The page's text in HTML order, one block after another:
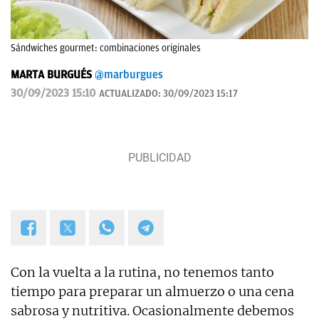
Sándwiches gourmet: combinaciones originales
MARTA BURGUÉS @marburgues
30/09/2023 15:10 ACTUALIZADO: 30/09/2023 15:17
Con la vuelta a la rutina, no tenemos tanto
tiempo para preparar un almuerzo o una cena
sabrosa y nutritiva. Ocasionalmente debemos